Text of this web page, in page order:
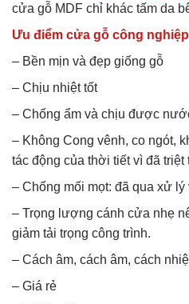
cửa gỗ MDF chỉ khác tấm da
Ưu điểm cửa gỗ công
– Bền mịn và đẹp giống gỗ
– Chịu nhiệt tốt
– Chống ẩm và chịu được
– Không Cong vênh, co ngót,
tác động của thời tiết vì đã triệt
– Chống mối mọt: đã qua xử lý
– Trọng lượng cánh cửa nhẹ
giảm tải trọng công trình.
– Cách âm, cách âm, cách
– Giá rẻ